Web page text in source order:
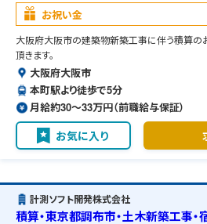
お祝い金
大阪府大阪市の建築物新築工事に伴う積算の
頂きます。
大阪府大阪市
本町駅より徒歩で5分
月給約30〜33万円（前職給与保証）
お気に入り
計測ソフト開発株式会社
積算・東京都調布市・土木新築工事